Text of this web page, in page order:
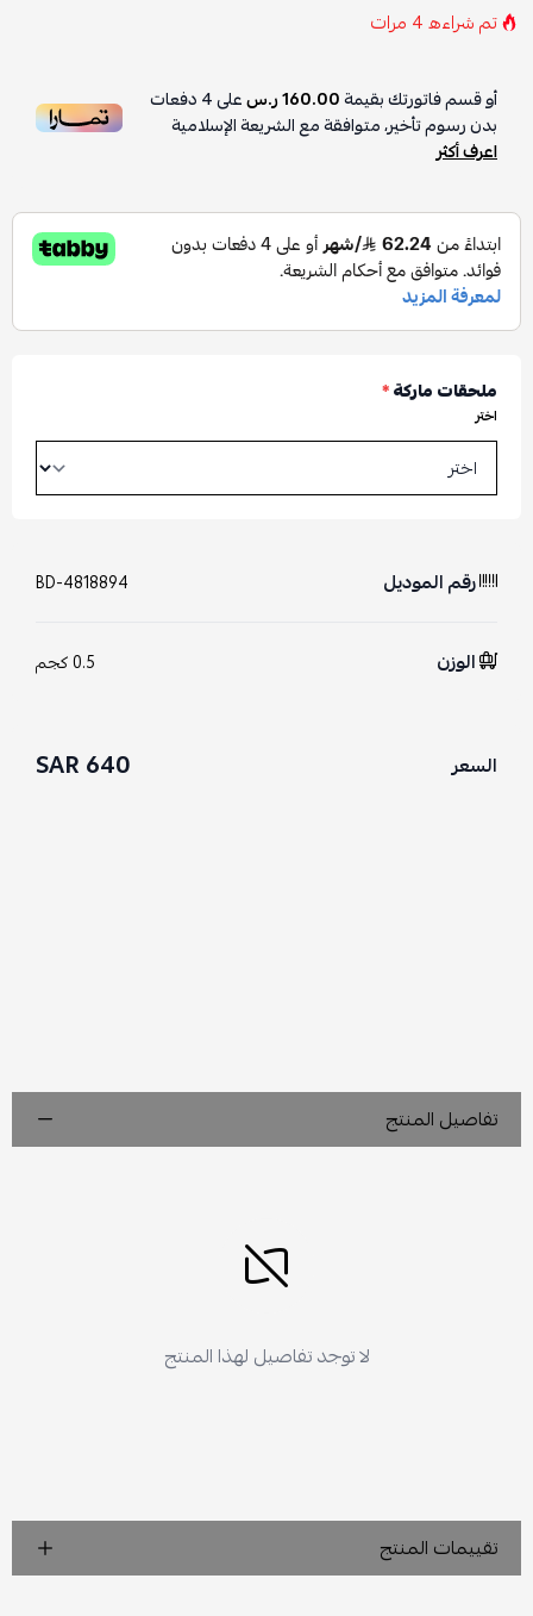
تم شراءه4 مرات
أو قسم فاتورتك بقيمة160.00 ر.س على4دفعات
بدون رسوم تأخير، متوافقة مع الشريعة الإسلامية
اعرف أكثر
ملحقات ماركة*
اختر
رقم الموديل BD-4818894
الوزن 0.5 كجم
السعر 640 SAR
تفاصيل المنتج
لا توجد تفاصيل لهذا المنتج
تقييمات المنتج